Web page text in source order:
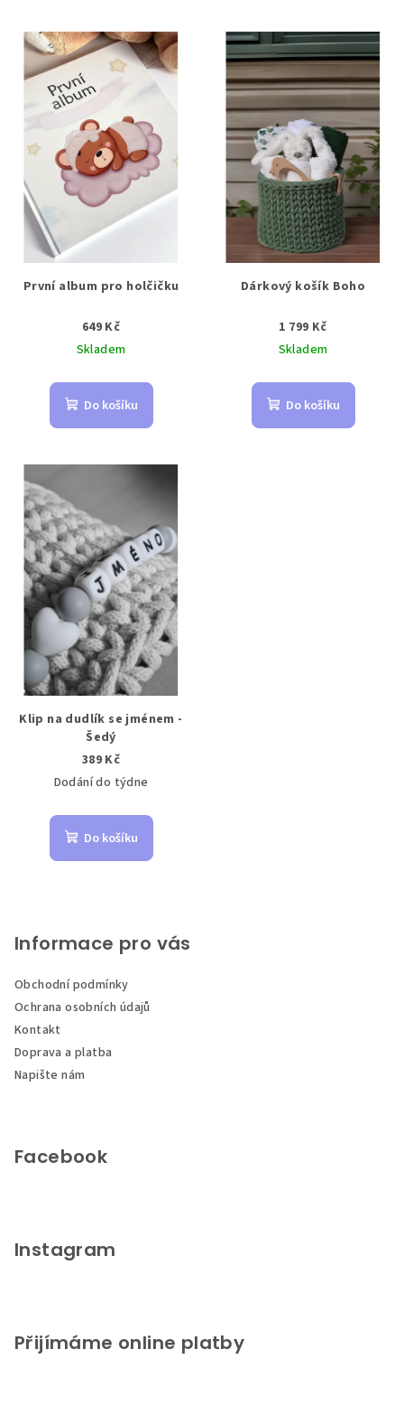
První album pro holčičku
649 Kč
Skladem
Do košíku
Dárkový košík Boho
1 799 Kč
Skladem
Do košíku
Klip na dudlík se jménem -
Šedý
389 Kč
Dodání do týdne
Do košíku
Informace pro vás
Obchodní podmínky
Ochrana osobních údajů
Kontakt
Doprava a platba
Napište nám
Facebook
Instagram
Přijímáme online platby